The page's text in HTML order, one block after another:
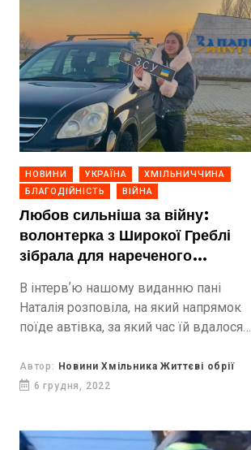
НОВИНИ УКРАЇНА
ХМІЛЬНИЧЧИНА
БЛАГОДІЙНІСТЬ
ВІЙНА
Любов сильніша за війну:
волонтерка з Широкої Греблі
зібрала для нареченого
В інтервʼю нашому виданню пані
Наталія розповіла, на який напрямок
поїде автівка, за який час їй вдалося
розповсюджувала інформацію про
збір.
Автор: Новини Хмільника Життєві обрії
6 грудня, 2022